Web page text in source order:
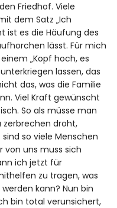
Friedhof. Viele
dem Satz „Ich
ist es die Häufung des
lässt. Für mich
„Kopf hoch, es
lassen, das
das, was die Familie
Viel Kraft gewünscht
So als müsse man
zerbrechen droht,
so viele Menschen
von uns muss sich
ich jetzt für
zu tragen, was
kann? Nun bin
bin total verunsichert,